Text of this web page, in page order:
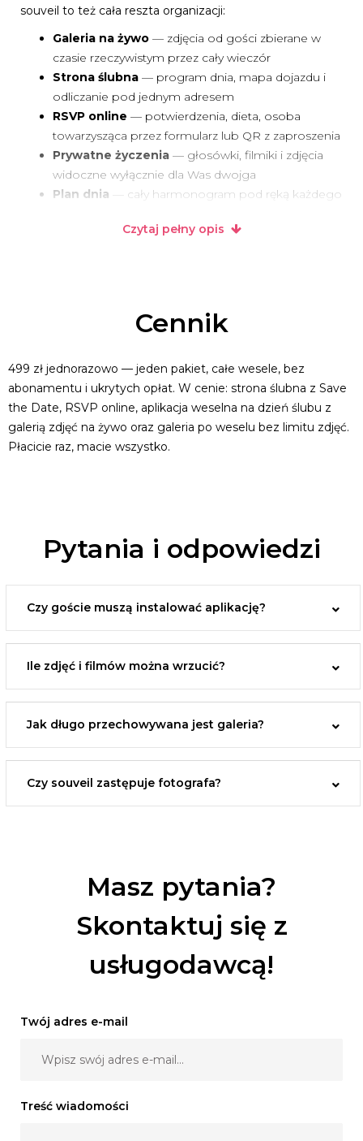
souveil to też cała reszta organizacji:
Galeria na żywo — zdjęcia od gości zbierane w
czasie rzeczywistym przez cały wieczór
Strona ślubna — program dnia, mapa dojazdu i
odliczanie pod jednym adresem
RSVP online — potwierdzenia, dieta, osoba
towarzysząca przez formularz lub QR z zaproszenia
Prywatne życzenia — głosówki, filmiki i zdjęcia
widoczne wyłącznie dla Was dwojga
Plan dnia — cały harmonogram pod ręką każdego
Prośby muzyczne — goście sugerują utwory, DJ
— Wy wybieracie zdjęcia,
album z hasłem, bez limitu
Wszystko w przeglądarce.
Stwórzcie swoje wesele na souveil.pl
Czytaj pełny opis
Cennik
499 zł jednorazowo — jeden pakiet, całe wesele, bez
abonamentu i ukrytych opłat. W cenie: strona ślubna z Save
the Date, RSVP online, aplikacja weselna na dzień ślubu z
galerią zdjęć na żywo oraz galeria po weselu bez limitu zdjęć.
Płacicie raz, macie wszystko.
Pytania i odpowiedzi
Czy goście muszą instalować aplikację?
Ile zdjęć i filmów można wrzucić?
Jak długo przechowywana jest galeria?
Czy souveil zastępuje fotografa?
Masz pytania?
Skontaktuj się z
usługodawcą!
Twój adres e-mail
Treść wiadomości